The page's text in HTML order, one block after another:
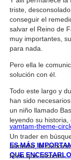
triste,
conseguir el
salvar el Reino de
muy importantes,
para nada.
Pero ella le
solución con él.
Todo este largo y
han sido
un niño llamado
leyendo su historia,
Un trader en
remedio, la
tiene que recorrer.
vamtam-theme-
ES MÁS
QUE ENCESTARLO